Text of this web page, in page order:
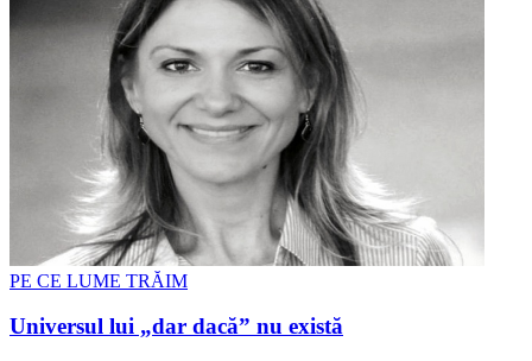
PE CE LUME TRĂIM
Universul lui „dar dacă” nu există